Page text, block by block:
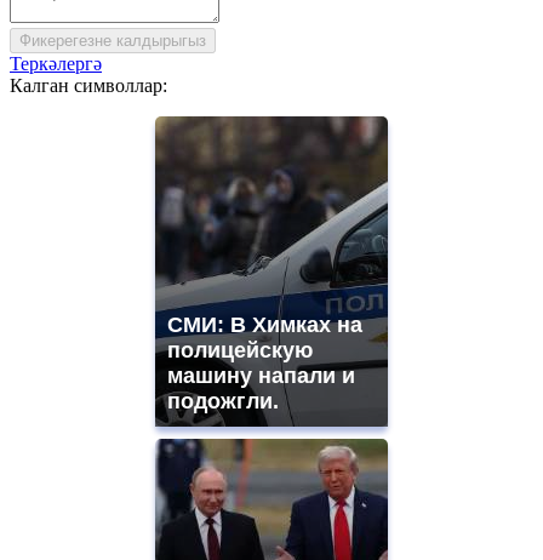
Фикерегезне калдырыгыз
Теркәлергә
Калган символлар:
СМИ: В Химках на
полицейскую
машину напали и
подожгли.